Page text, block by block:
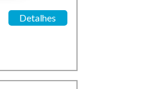
Detalhes